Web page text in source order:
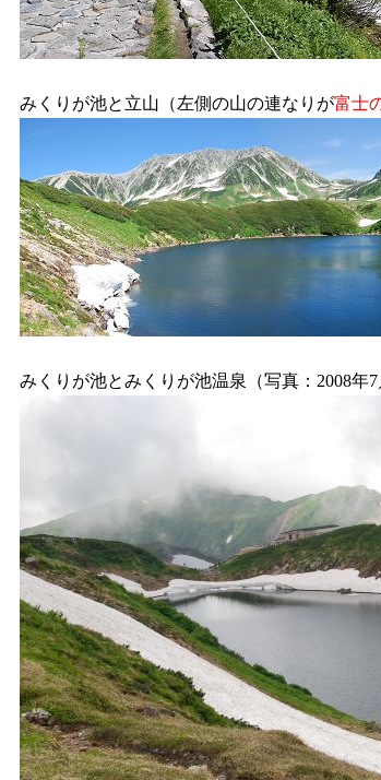
みくりが池と立山（左側の山の連なりが富士
みくりが池とみくりが池温泉（写真：2008年7